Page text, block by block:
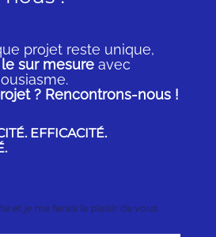
projet reste unique,
sur mesureavec
? Rencontrons-nous !
EFFICACITÉ.
et je me ferais le plaisir de vous